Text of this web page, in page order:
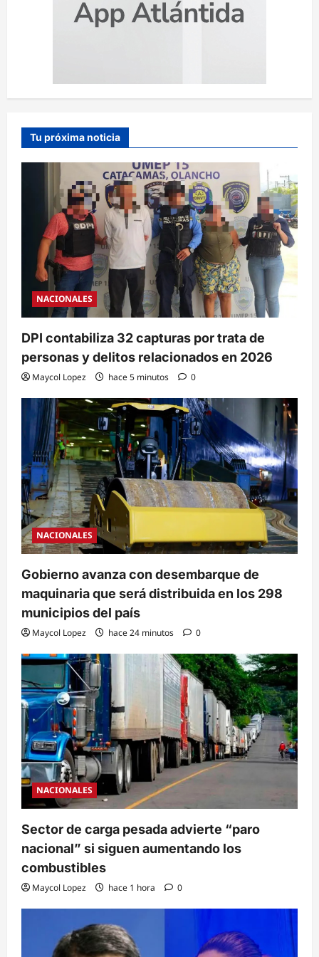
Tu próxima noticia
NACIONALES
DPI contabiliza 32 capturas por trata de
personas y delitos relacionados en 2026
Maycol Lopez hace 5 minutos 0
NACIONALES
Gobierno avanza con desembarque de
maquinaria que será distribuida en los 298
municipios del país
Maycol Lopez hace 24 minutos 0
NACIONALES
Sector de carga pesada advierte “paro
nacional” si siguen aumentando los
combustibles
Maycol Lopez hace 1 hora 0